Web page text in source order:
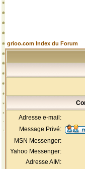
grioo.com Index du Forum
Adresse e-mail:
Message Privé:
MSN Messenger:
Yahoo Messenger:
Adresse AIM: